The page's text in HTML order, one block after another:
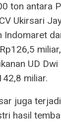
ton antara
Ukirsari
Indomaret
UD Dwi
miliar.
juga
hasil